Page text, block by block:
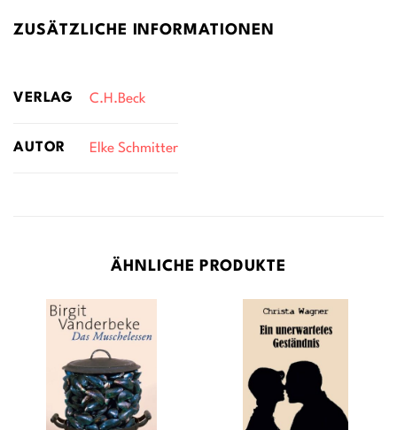
ZUSÄTZLICHE INFORMATIONEN
VERLAG C.H.Beck
AUTOR Elke Schmitter
ÄHNLICHE PRODUKTE